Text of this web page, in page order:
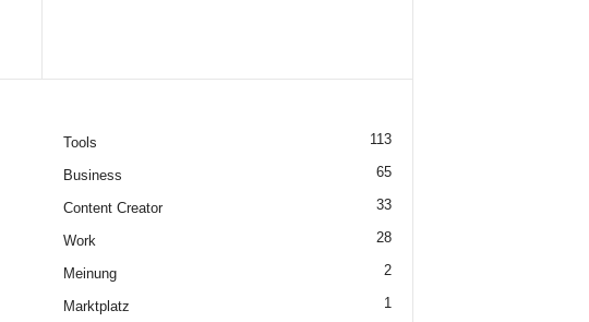
Tools 113
Business 65
Content Creator 33
Work 28
Meinung 2
Marktplatz 1